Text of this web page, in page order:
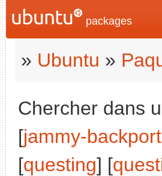
packages
» Ubuntu »
Chercher dans
[jammy-
[questing] [